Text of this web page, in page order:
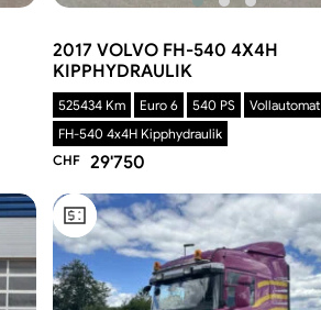
2017 VOLVO FH-540 4X4H
KIPPHYDRAULIK
525434 Km Euro 6 540 PS
Vollautomat
FH-540 4x4H Kipphydraulik
CHF
29'750